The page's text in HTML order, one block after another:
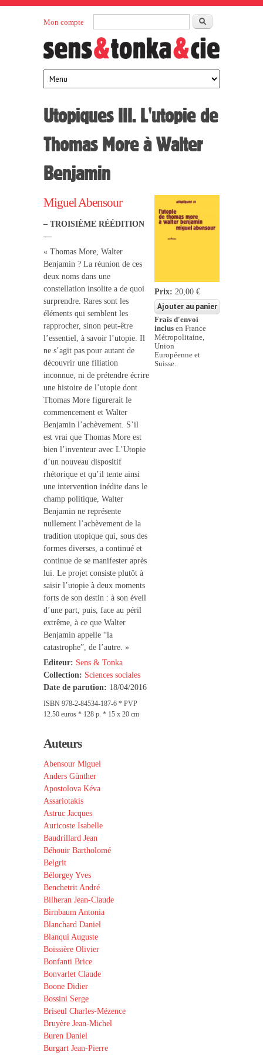
Rechercher
Mon compte
Sens et
Tonka
éditeurs
maison
d’édition
française
Utopiques III. L'utopie de
Thomas More à Walter
Benjamin
Miguel Abensour
– TROISIÈME RÉÉDITION
—
« Thomas More, Walter
Benjamin ? La réunion de ces
deux noms dans une
constellation insolite a de quoi
surprendre. Rares sont les
éléments qui semblent les
rapprocher, sinon peut-être
l’essentiel, à savoir l’utopie. Il
ne s’agit pas pour autant de
découvrir une filiation
inconnue, ni de prétendre écrire
une histoire de l’utopie dont
Thomas More figurerait le
commencement et Walter
Benjamin l’achèvement. S’il
est vrai que Thomas More est
bien l’inventeur avec L’Utopie
d’un nouveau dispositif
rhétorique et qu’il tente ainsi
une intervention inédite dans le
champ politique, Walter
Benjamin ne représente
nullement l’achèvement de la
tradition utopique qui, sous des
formes diverses, a continué et
continue de se manifester après
lui. Le projet consiste plutôt à
saisir l’utopie à deux moments
forts de son destin : à son éveil
d’une part, puis, face au péril
extrême, à ce que Walter
Benjamin appelle “la
catastrophe”, de l’autre. »
Editeur: Sens & Tonka
Collection: Sciences sociales
Date de parution: 18/04/2016
ISBN 978-2-84534-187-6 * PVP
12.50 euros * 128 p. * 15 x 20 cm
Prix: 20,00 €
Frais d'envoi
inclus en France
Métropolitaine,
Union
Européenne et
Suisse.
Auteurs
Abensour Miguel
Anders Günther
Apostolova Kéva
Assariotakis
Astruc Jacques
Auricoste Isabelle
Baudrillard Jean
Béhouir Bartholomé
Belgrit
Bélorgey Yves
Benchetrit André
Bilheran Jean-Claude
Birnbaum Antonia
Blanchard Daniel
Blanqui Auguste
Boissière Olivier
Bonfanti Brice
Bonvarlet Claude
Boone Didier
Bossini Serge
Briseul Charles-Mézence
Bruyère Jean-Michel
Buren Daniel
Burgart Jean-Pierre